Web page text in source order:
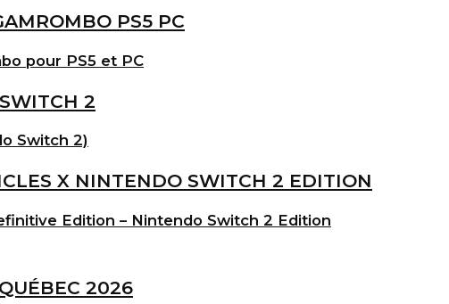
pour PS5 et PC
Switch 2)
Edition – Nintendo Switch 2 Edition